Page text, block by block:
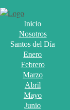
Inicio
Nosotros
Santos del Día
Enero
Febrero
Marzo
Abril
Mayo
Junio